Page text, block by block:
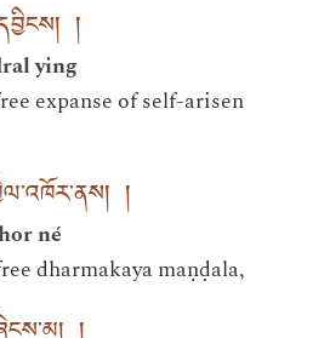
།
ying
expanse of self-arisen
།
né
dharmakaya maṇḍala,